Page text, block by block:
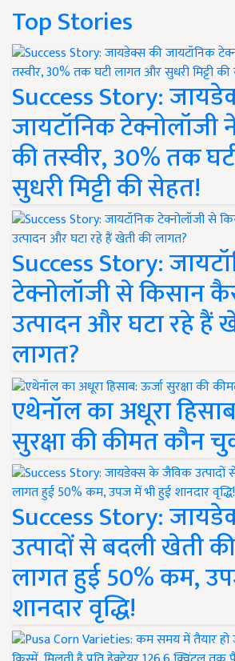
Top Stories
Success Story:
जायटॉनिक टेक्नोलॉजी
की तस्वीर, 30% तक
सुधरी मिट्टी की सेहत!
Success Story:
टेक्नोलॉजी से किसान
उत्पादन और घटा रहे हैं
लागत?
एथेनॉल का अधूरा
सुरक्षा की कीमत कौन
Success Story:
उत्पादों से बदली खेती
लागत हुई 50% कम,
शानदार वृद्धि!